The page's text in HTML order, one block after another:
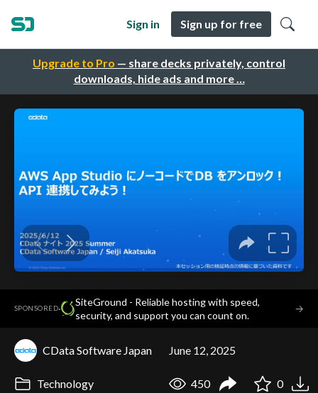
Upgrade to Pro — share decks privately, control
downloads, hide ads and more …
Sign in Sign up for free
SPONSORED·
SiteGround - Reliable hosting with speed,
security, and support you can count on.
→
CData Software Japan June 12, 2025
Technology 450 0